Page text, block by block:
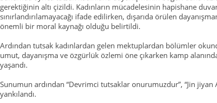
gerektiğinin altı çizildi. Kadınların mücadelesinin hapishane
sınırlandırılamayacağı ifade edilirken, dışarıda örülen
önemli bir moral kaynağı olduğu belirtildi.
Ardından tutsak kadınlardan gelen mektuplardan bölümler
umut, dayanışma ve özgürlük özlemi öne çıkarken kamp
yaşandı.
Sunumun ardından “Devrimci tutsaklar onurumuzdur”, “Jin jiyan
yankılandı.